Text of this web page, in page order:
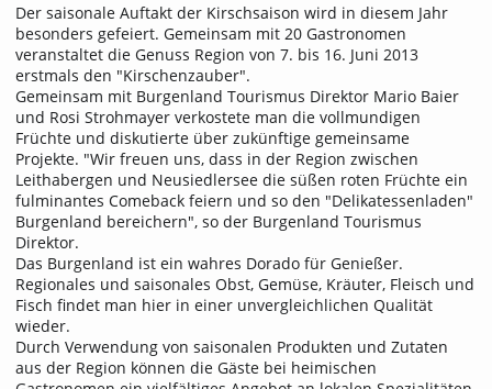
Der saisonale Auftakt der Kirschsaison wird in diesem Jahr
besonders gefeiert. Gemeinsam mit 20 Gastronomen
veranstaltet die Genuss Region von 7. bis 16. Juni 2013
erstmals den "Kirschenzauber".
Gemeinsam mit Burgenland Tourismus Direktor Mario Baier
und Rosi Strohmayer verkostete man die vollmundigen
Früchte und diskutierte über zukünftige gemeinsame
Projekte. "Wir freuen uns, dass in der Region zwischen
Leithabergen und Neusiedlersee die süßen roten Früchte ein
fulminantes Comeback feiern und so den "Delikatessenladen"
Burgenland bereichern", so der Burgenland Tourismus
Direktor.
Das Burgenland ist ein wahres Dorado für Genießer.
Regionales und saisonales Obst, Gemüse, Kräuter, Fleisch und
Fisch findet man hier in einer unvergleichlichen Qualität
wieder.
Durch Verwendung von saisonalen Produkten und Zutaten
aus der Region können die Gäste bei heimischen